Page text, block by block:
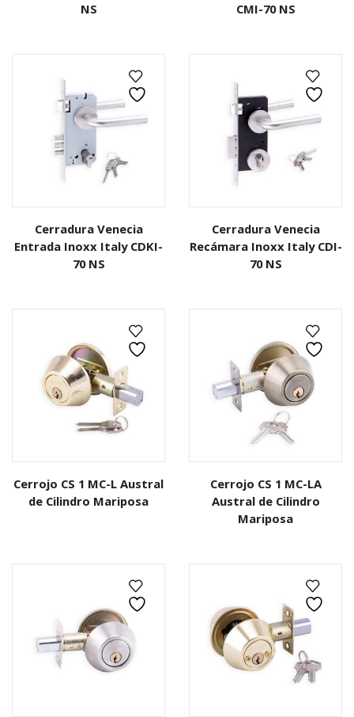
NS
CMI-70 NS
Cerradura Venecia
Entrada Inoxx Italy CDKI-
70 NS
Cerradura Venecia
Recámara Inoxx Italy CDI-
70 NS
Cerrojo CS 1 MC-L Austral
de Cilindro Mariposa
Cerrojo CS 1 MC-LA
Austral de Cilindro
Mariposa